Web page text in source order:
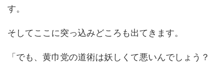
す。
そしてここに突っ込みどころも出てきます。
「でも、黄巾党の道術は妖しくて悪いんでしょう？